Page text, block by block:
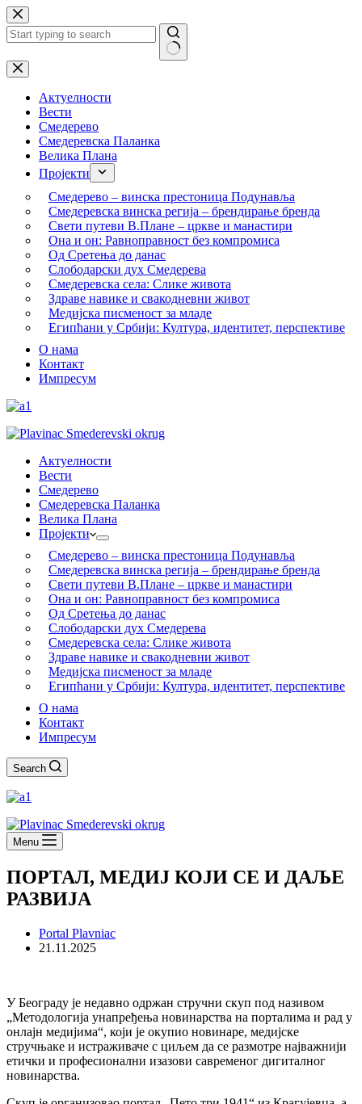
Skip
to
content
No
results
Актуелности
Вести
Смедерево
Смедеревска Паланка
Велика Плана
Пројекти
Смедерево – винска престоница Подунавља
Смедеревска винска регија – брендирање бренда
Свети путеви В.Плане – цркве и манастири
Она и он: Равноправност без компромиса
Од Сретења до данас
Слободарски дух Смедерева
Смедеревска села: Слике живота
Здраве навике и свакодневни живот
Медијска писменост за младе
Египћани у Србији: Култура, идентитет, перспективе
О нама
Контакт
Импресум
Актуелности
Вести
Смедерево
Смедеревска Паланка
Велика Плана
Пројекти
Смедерево – винска престоница Подунавља
Смедеревска винска регија – брендирање бренда
Свети путеви В.Плане – цркве и манастири
Она и он: Равноправност без компромиса
Од Сретења до данас
Слободарски дух Смедерева
Смедеревска села: Слике живота
Здраве навике и свакодневни живот
Медијска писменост за младе
Египћани у Србији: Култура, идентитет, перспективе
О нама
Контакт
Импресум
Search
Menu
ПОРТАЛ, МЕДИЈ КОЈИ СЕ И ДАЉЕ
РАЗВИЈА
Portal Plavniac
21.11.2025
У Београду је недавно одржан стручни скуп под називом
„Методологија унапређења новинарства на порталима и рад у
онлајн медијима“, који је окупио новинаре, медијске
стручњаке и истраживаче с циљем да се размотре најважнији
етички и професионални изазови савременог дигиталног
новинарства.